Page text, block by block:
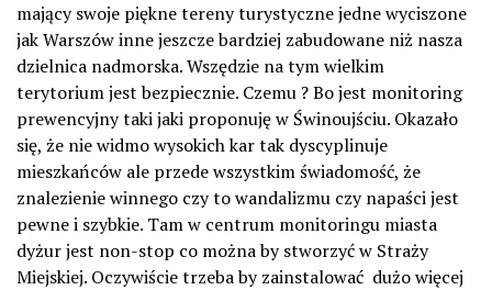
mający swoje piękne tereny turystyczne jedne wyciszone
jak Warszów inne jeszcze bardziej zabudowane niż nasza
dzielnica nadmorska. Wszędzie na tym wielkim
terytorium jest bezpiecznie. Czemu ? Bo jest monitoring
prewencyjny taki jaki proponuję w Świnoujściu. Okazało
się, że nie widmo wysokich kar tak dyscyplinuje
mieszkańców ale przede wszystkim świadomość, że
znalezienie winnego czy to wandalizmu czy napaści jest
pewne i szybkie. Tam w centrum monitoringu miasta
dyżur jest non-stop co można by stworzyć w Straży
Miejskiej. Oczywiście trzeba by zainstalować dużo więcej